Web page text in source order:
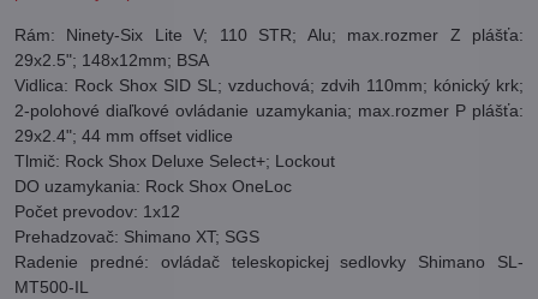
Rám: Ninety-Six Lite V; 110 STR; Alu; max.rozmer Z plášťa:
29x2.5"; 148x12mm; BSA
Vidlica: Rock Shox SID SL; vzduchová; zdvih 110mm; kónický krk;
2-polohové diaľkové ovládanie uzamykania; max.rozmer P plášťa:
29x2.4"; 44 mm offset vidlice
Tlmič: Rock Shox Deluxe Select+; Lockout
DO uzamykania: Rock Shox OneLoc
Počet prevodov: 1x12
Prehadzovač: Shimano XT; SGS
Radenie predné: ovládač teleskopickej sedlovky Shimano SL-
MT500-IL